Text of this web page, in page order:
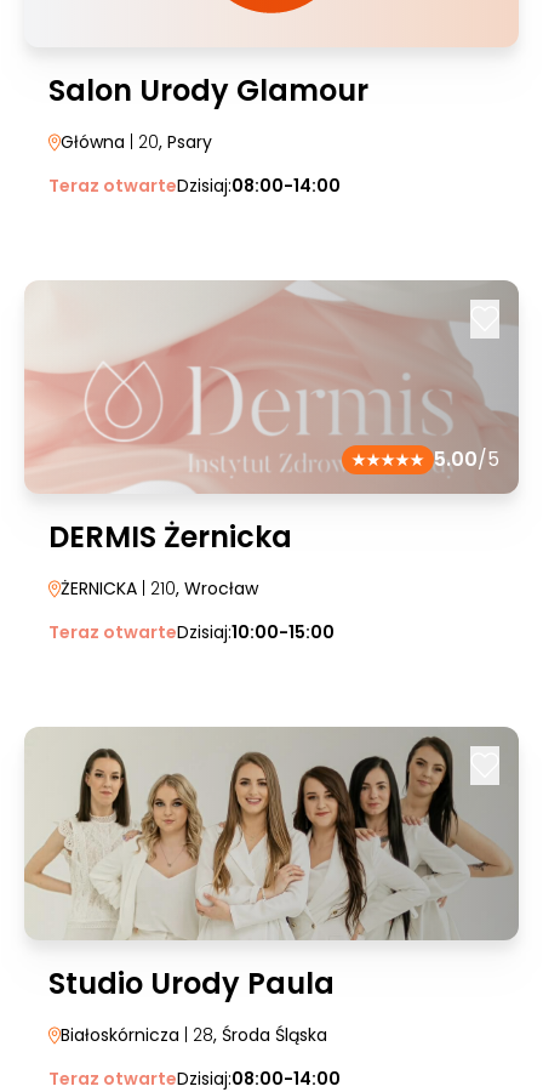
Salon Urody Glamour
Główna | 20, Psary
Teraz otwarteDzisiaj:08:00-14:00
5.00/5
DERMIS Żernicka
ŻERNICKA | 210, Wrocław
Teraz otwarteDzisiaj:10:00-15:00
Studio Urody Paula
Białoskórnicza | 28, Środa Śląska
Teraz otwarteDzisiaj:08:00-14:00